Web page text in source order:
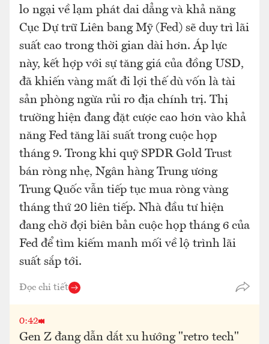
lo ngại về lạm phát dai dẳng và khả năng
Cục Dự trữ Liên bang Mỹ (Fed) sẽ duy trì lãi
suất cao trong thời gian dài hơn. Áp lực
này, kết hợp với sự tăng giá của đồng USD,
đã khiến vàng mất đi lợi thế dù vốn là tài
sản phòng ngừa rủi ro địa chính trị. Thị
trường hiện đang đặt cược cao hơn vào khả
năng Fed tăng lãi suất trong cuộc họp
tháng 9. Trong khi quỹ SPDR Gold Trust
bán ròng nhẹ, Ngân hàng Trung ương
Trung Quốc vẫn tiếp tục mua ròng vàng
tháng thứ 20 liên tiếp. Nhà đầu tư hiện
đang chờ đợi biên bản cuộc họp tháng 6 của
Fed để tìm kiếm manh mối về lộ trình lãi
suất sắp tới.
Đọc chi tiết
0:42
Gen Z đang dẫn dắt xu hướng "retro tech"